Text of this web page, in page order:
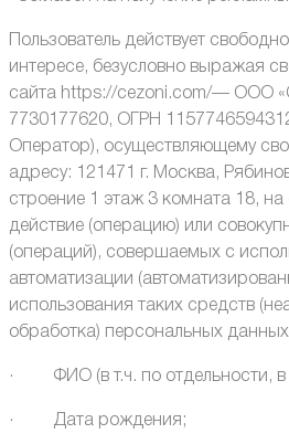
Пользователь действует
интересе, безусловно выражая
сайта https://cezoni.com/— ООО
7730177620, ОГРН
Оператор), осуществляющему
адресу: 121471 г. Москва,
строение 1 этаж 3 комната 18, на
действие (операцию) или
(операций), совершаемых с
автоматизации
использования таких средств
обработка) персональных
· ФИО (в т.ч. по отдельности, в
· Дата рождения;